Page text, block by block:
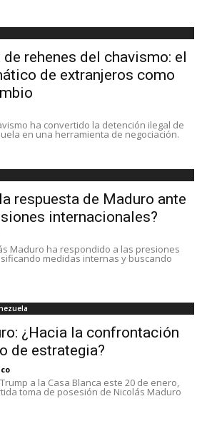
rehenes del chavismo: el
de extranjeros como
ha convertido la detención ilegal de
en una herramienta de negociación.
respuesta de Maduro ante
internacionales?
Maduro ha respondido a las presiones
medidas internas y buscando
¿Hacia la confrontación
de estrategia?
a la Casa Blanca este 20 de enero,
toma de posesión de Nicolás Maduro